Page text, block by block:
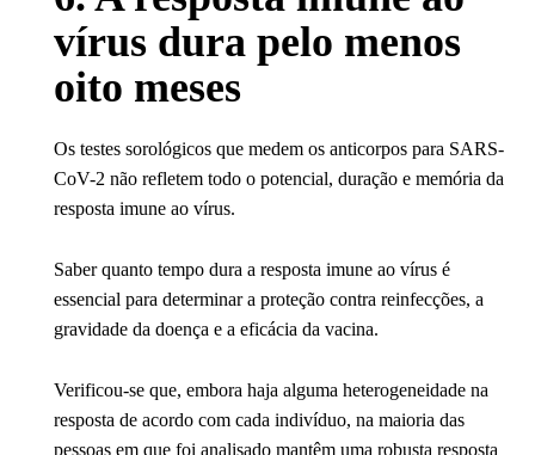
vírus dura pelo menos
oito meses
Os testes sorológicos que medem os anticorpos para SARS-
CoV-2 não refletem todo o potencial, duração e memória da
resposta imune ao vírus.
Saber quanto tempo dura a resposta imune ao vírus é
essencial para determinar a proteção contra reinfecções, a
gravidade da doença e a eficácia da vacina.
Verificou-se que, embora haja alguma heterogeneidade na
resposta de acordo com cada indivíduo, na maioria das
pessoas em que foi analisado mantêm uma robusta resposta